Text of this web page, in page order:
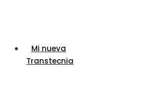
Mi nueva
Transtecnia